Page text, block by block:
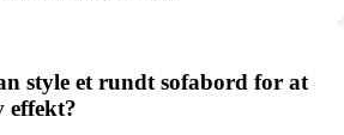
style et rundt sofabord for at
effekt?